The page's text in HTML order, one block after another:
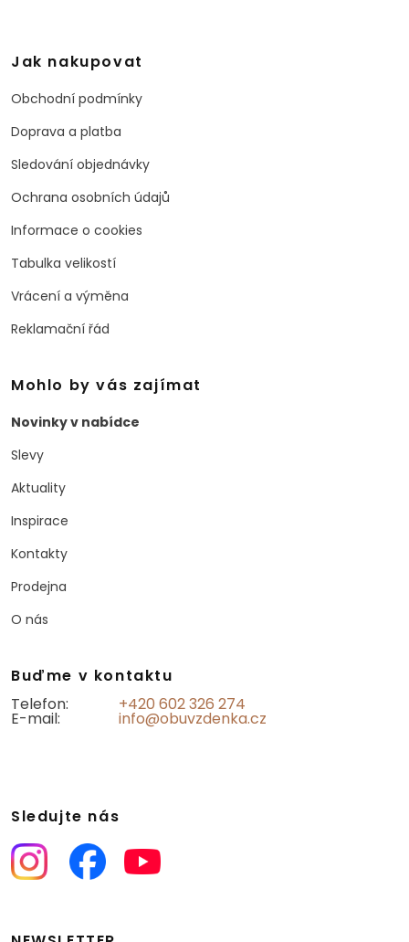
Jak nakupovat
Obchodní podmínky
Doprava a platba
Sledování objednávky
Ochrana osobních údajů
Informace o cookies
Tabulka velikostí
Vrácení a výměna
Reklamační řád
Mohlo by vás zajímat
Novinky v nabídce
Slevy
Aktuality
Inspirace
Kontakty
Prodejna
O nás
Buďme v kontaktu
Telefon:
+420 602 326 274
E-mail: info@obuvzdenka.cz
Sledujte nás